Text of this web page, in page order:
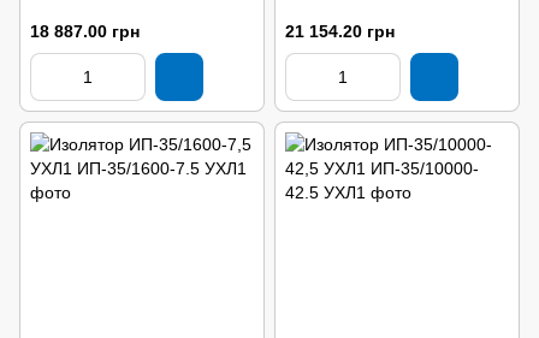
18 887.00 грн 21 154.20 грн